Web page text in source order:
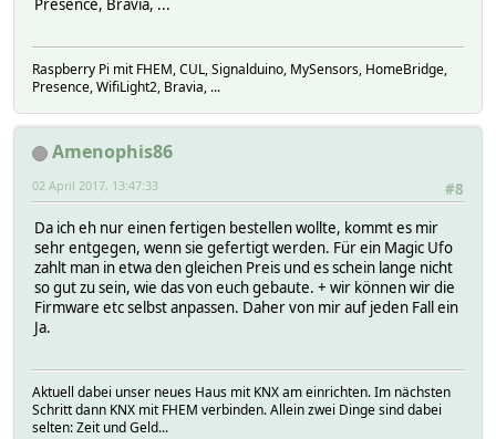
Presence, Bravia, ...
Raspberry Pi mit FHEM, CUL, Signalduino, MySensors, HomeBridge,
Presence, WifiLight2, Bravia, ...
Amenophis86
#8
02 April 2017, 13:47:33
Da ich eh nur einen fertigen bestellen wollte, kommt es mir
sehr entgegen, wenn sie gefertigt werden. Für ein Magic Ufo
zahlt man in etwa den gleichen Preis und es schein lange nicht
so gut zu sein, wie das von euch gebaute. + wir können wir die
Firmware etc selbst anpassen. Daher von mir auf jeden Fall ein
Ja.
Aktuell dabei unser neues Haus mit KNX am einrichten. Im nächsten
Schritt dann KNX mit FHEM verbinden. Allein zwei Dinge sind dabei
selten: Zeit und Geld...